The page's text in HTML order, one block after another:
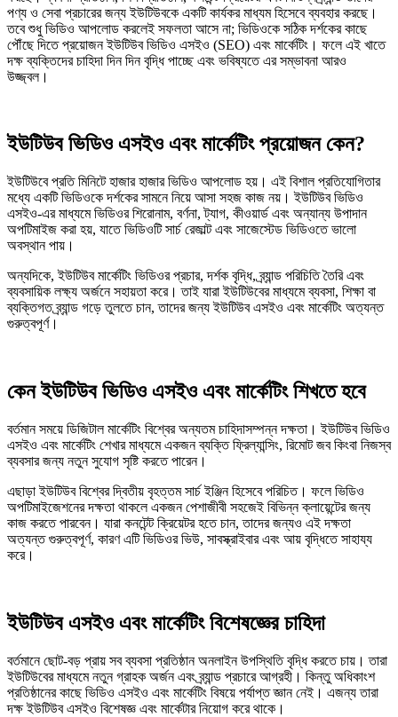
পণ্য ও সেবা প্রচারের জন্য ইউটিউবকে একটি কার্যকর মাধ্যম হিসেবে ব্যবহার করছে।
তবে শুধু ভিডিও আপলোড করলেই সফলতা আসে না; ভিডিওকে সঠিক দর্শকের কাছে
পৌঁছে দিতে প্রয়োজন ইউটিউব ভিডিও এসইও (SEO) এবং মার্কেটিং। ফলে এই খাতে
দক্ষ ব্যক্তিদের চাহিদা দিন দিন বৃদ্ধি পাচ্ছে এবং ভবিষ্যতে এর সম্ভাবনা আরও
উজ্জ্বল।
ইউটিউব ভিডিও এসইও এবং মার্কেটিং প্রয়োজন কেন?
ইউটিউবে প্রতি মিনিটে হাজার হাজার ভিডিও আপলোড হয়। এই বিশাল প্রতিযোগিতার
মধ্যে একটি ভিডিওকে দর্শকের সামনে নিয়ে আসা সহজ কাজ নয়। ইউটিউব ভিডিও
এসইও-এর মাধ্যমে ভিডিওর শিরোনাম, বর্ণনা, ট্যাগ, কীওয়ার্ড এবং অন্যান্য উপাদান
অপটিমাইজ করা হয়, যাতে ভিডিওটি সার্চ রেজাল্ট এবং সাজেস্টেড ভিডিওতে ভালো
অবস্থান পায়।
অন্যদিকে, ইউটিউব মার্কেটিং ভিডিওর প্রচার, দর্শক বৃদ্ধি, ব্র্যান্ড পরিচিতি তৈরি এবং
ব্যবসায়িক লক্ষ্য অর্জনে সহায়তা করে। তাই যারা ইউটিউবের মাধ্যমে ব্যবসা, শিক্ষা বা
ব্যক্তিগত ব্র্যান্ড গড়ে তুলতে চান, তাদের জন্য ইউটিউব এসইও এবং মার্কেটিং অত্যন্ত
গুরুত্বপূর্ণ।
কেন ইউটিউব ভিডিও এসইও এবং মার্কেটিং শিখতে হবে
বর্তমান সময়ে ডিজিটাল মার্কেটিং বিশ্বের অন্যতম চাহিদাসম্পন্ন দক্ষতা। ইউটিউব ভিডিও
এসইও এবং মার্কেটিং শেখার মাধ্যমে একজন ব্যক্তি ফ্রিল্যান্সিং, রিমোট জব কিংবা নিজস্ব
ব্যবসার জন্য নতুন সুযোগ সৃষ্টি করতে পারেন।
এছাড়া ইউটিউব বিশ্বের দ্বিতীয় বৃহত্তম সার্চ ইঞ্জিন হিসেবে পরিচিত। ফলে ভিডিও
অপটিমাইজেশনের দক্ষতা থাকলে একজন পেশাজীবী সহজেই বিভিন্ন ক্লায়েন্টের জন্য
কাজ করতে পারবেন। যারা কনটেন্ট ক্রিয়েটর হতে চান, তাদের জন্যও এই দক্ষতা
অত্যন্ত গুরুত্বপূর্ণ, কারণ এটি ভিডিওর ভিউ, সাবস্ক্রাইবার এবং আয় বৃদ্ধিতে সাহায্য
করে।
ইউটিউব এসইও এবং মার্কেটিং বিশেষজ্ঞের চাহিদা
বর্তমানে ছোট-বড় প্রায় সব ব্যবসা প্রতিষ্ঠান অনলাইন উপস্থিতি বৃদ্ধি করতে চায়। তারা
ইউটিউবের মাধ্যমে নতুন গ্রাহক অর্জন এবং ব্র্যান্ড প্রচারে আগ্রহী। কিন্তু অধিকাংশ
প্রতিষ্ঠানের কাছে ভিডিও এসইও এবং মার্কেটিং বিষয়ে পর্যাপ্ত জ্ঞান নেই। এজন্য তারা
দক্ষ ইউটিউব এসইও বিশেষজ্ঞ এবং মার্কেটার নিয়োগ করে থাকে।